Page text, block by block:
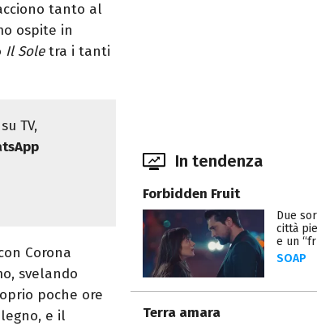
tanto al
ospite in
Il Soletra i tanti
TV,
Corona
svelando
poche ore
e il
In tendenza
Forbidden Fruit
Due
città
e un
SOAP
Terra amara